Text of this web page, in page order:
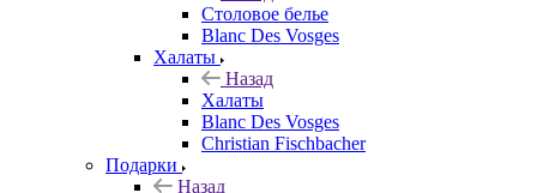
Столовое белье
Blanc Des Vosges
Халаты
Назад
Халаты
Blanc Des Vosges
Christian Fischbacher
Подарки
Назад